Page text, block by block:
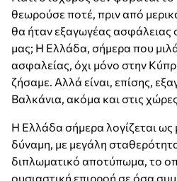
θεωρούσε ποτέ, πριν από
θα ήταν εξαγωγέας ασφάλειας
μας; Η Ελλάδα, σήμερα που
ασφαλείας, όχι μόνο στην
ζήσαμε. Αλλά είναι, επίσης,
Βαλκάνια, ακόμα και στις
Η Ελλάδα σήμερα λογίζεται ως
δύναμη, με μεγάλη
διπλωματικό αποτύπωμα, το
ουσιαστική επιρροή σε όσα